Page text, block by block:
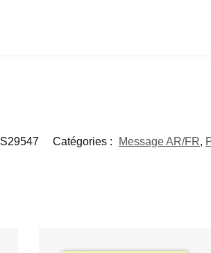
S29547 Catégories : Message AR/FR,